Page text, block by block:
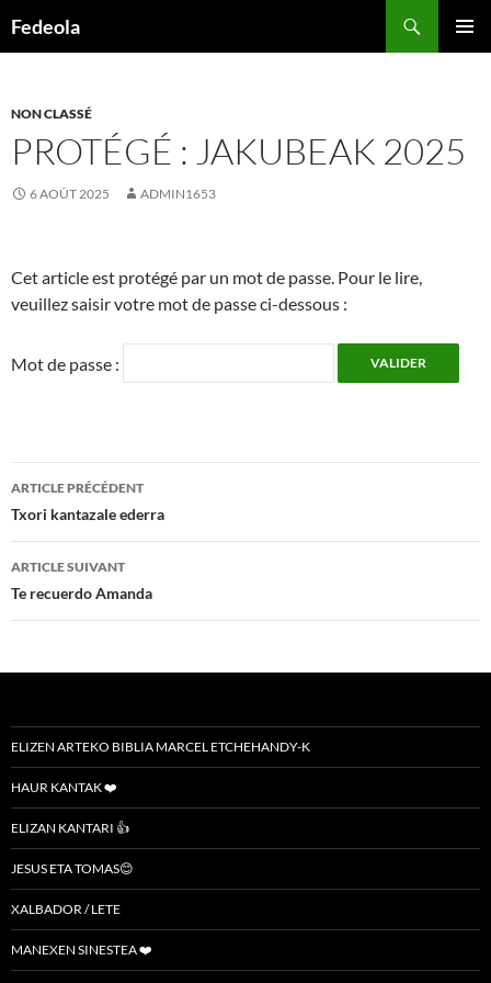
auFedeola
NON CLASSÉ
PROTÉGÉ : JAKUBEAK 2025
6 AOÛT 2025 ADMIN1653
Cet article est protégé par un mot de passe. Pour le lire,
veuillez saisir votre mot de passe ci-dessous :
Mot de passe :
Navigation
des
articles
ARTICLE PRÉCÉDENT
Txori kantazale ederra
ARTICLE SUIVANT
Te recuerdo Amanda
ELIZEN ARTEKO BIBLIA MARCEL ETCHEHANDY-K
HAUR KANTAK ❤️
ELIZAN KANTARI 👍
JESUS ETA TOMAS😊
XALBADOR / LETE
MANEXEN SINESTEA ❤️